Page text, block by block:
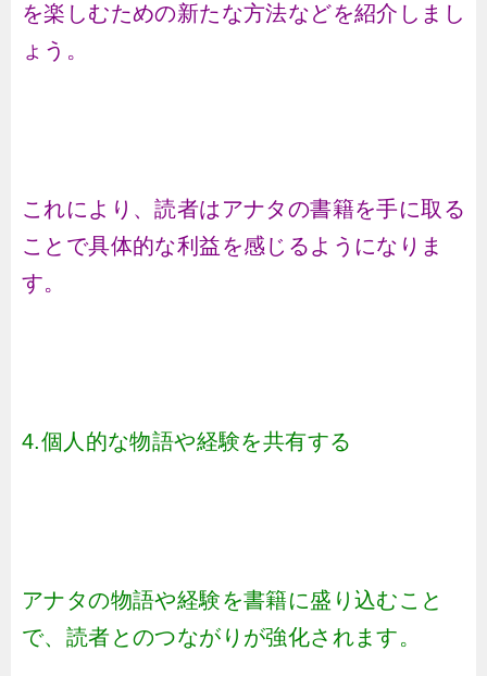
を楽しむための新たな方法などを紹介しまし
ょう。
これにより、読者はアナタの書籍を手に取る
ことで具体的な利益を感じるようになりま
す。
4.個人的な物語や経験を共有する
アナタの物語や経験を書籍に盛り込むこと
で、読者とのつながりが強化されます。